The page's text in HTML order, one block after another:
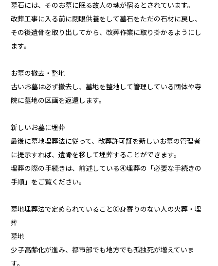
墓石には、そのお墓に眠る故人の魂が宿るとされています。
改葬工事に入る前に閉眼供養をして墓石をただの石材に戻し、
その後遺骨を取り出してから、改葬作業に取り掛かるようにし
ます。
お墓の撤去・整地
古いお墓は必ず撤去し、墓地を整地して管理している団体や寺
院に墓地の区画を返還します。
新しいお墓に埋葬
最後に墓地埋葬法に従って、改葬許可証を新しいお墓の管理者
に提示すれば、遺骨を移して埋葬することができます。
埋葬の際の手続きは、前述している④埋葬の「必要な手続きの
手順」をご覧ください。
墓地埋葬法で定められていること⑥身寄りのない人の火葬・埋
葬
墓地
少子高齢化が進み、都市部でも地方でも孤独死が増えていま
す。